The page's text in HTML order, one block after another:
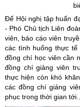
Để Hội nghị tập huấn
- Phó Chủ tịch Liên
viên, báo cáo viên
các tình huống thực
đồng chí học viên cần
đồng chí giảng viên
thực hiện còn khó
các đồng chí giảng
phục trong thời gian tới...